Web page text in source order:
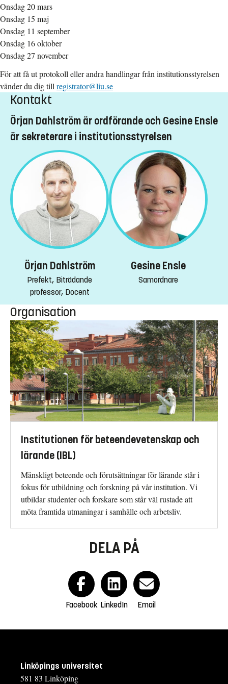
Onsdag 20 mars
Onsdag 15 maj
Onsdag 11 september
Onsdag 16 oktober
Onsdag 27 november
För att få ut protokoll eller andra handlingar från institutionsstyrelsen
vänder du dig till registrator@liu.se
Kontakt
Örjan Dahlström är ordförande och Gesine Ensle
är sekreterare i institutionsstyrelsen
Örjan Dahlström
Prefekt, Biträdande
professor, Docent
Gesine Ensle
Samordnare
Organisation
Institutionen för beteendevetenskap och
lärande (IBL)
Mänskligt beteende och förutsättningar för lärande står i
fokus för utbildning och forskning på vår institution. Vi
utbildar studenter och forskare som står väl rustade att
möta framtida utmaningar i samhälle och arbetsliv.
DELA PÅ
Facebook LinkedIn Email
Linköpings universitet
581 83 Linköping